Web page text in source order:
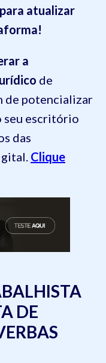
atualizar
a
de
de potencializar
seu escritório
das
Clique
DE